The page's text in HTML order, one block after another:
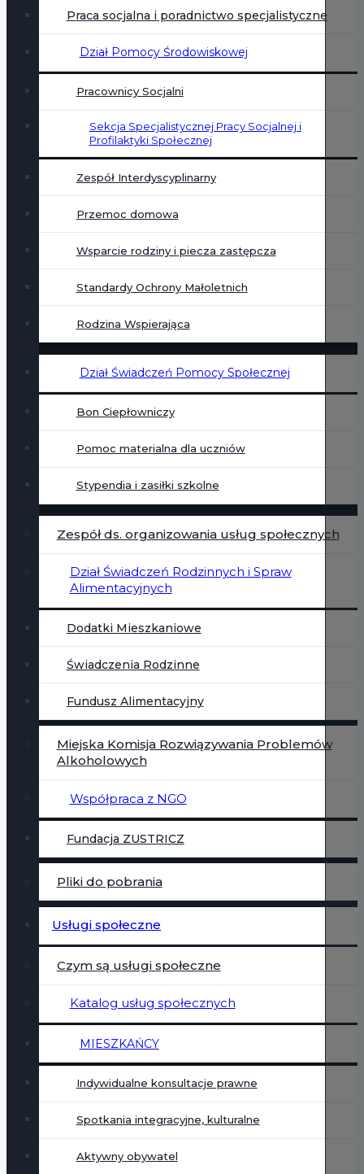
Praca socjalna i poradnictwo specjalistyczne
Dział Pomocy Środowiskowej
Pracownicy Socjalni
Sekcja Specjalistycznej Pracy Socjalnej i
Profilaktyki Społecznej
Zespół Interdyscyplinarny
Przemoc domowa
Wsparcie rodziny i piecza zastępcza
Standardy Ochrony Małoletnich
Rodzina Wspierająca
Dział Świadczeń Pomocy Społecznej
Bon Ciepłowniczy
Pomoc materialna dla uczniów
Stypendia i zasiłki szkolne
Zespół ds. organizowania usług społecznych
Dział Świadczeń Rodzinnych i Spraw
Alimentacyjnych
Dodatki Mieszkaniowe
Świadczenia Rodzinne
Fundusz Alimentacyjny
Miejska Komisja Rozwiązywania Problemów
Alkoholowych
Współpraca z NGO
Fundacja ZUSTRICZ
Pliki do pobrania
Usługi społeczne
Czym są usługi społeczne
Katalog usług społecznych
MIESZKAŃCY
Indywidualne konsultacje prawne
Spotkania integracyjne, kulturalne
Aktywny obywatel